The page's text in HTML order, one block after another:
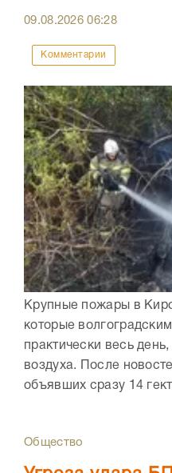
09.08.202606:28
Комментарии
Крупные пожары в
которые
практически весь
воздуха. После
объявших сразу 14
Общество